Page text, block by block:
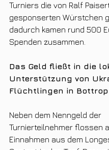
Turniers die von Ralf
gesponserten Würstchen
dadurch kamen rund 500
Spenden zusammen.
Das Geld fließt in die
Unterstützung von
Flüchtlingen in Bottrop
Neben dem Nenngeld der
Turnierteilnehmer flossen
Einnahmen aus dem